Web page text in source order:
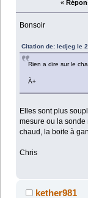
«
Bonsoir
Citation de: ledjeg le
Rien a dire sur le
À+
Elles sont plus
mesure ou la sonde
chaud, la boite à
Chris
kether981